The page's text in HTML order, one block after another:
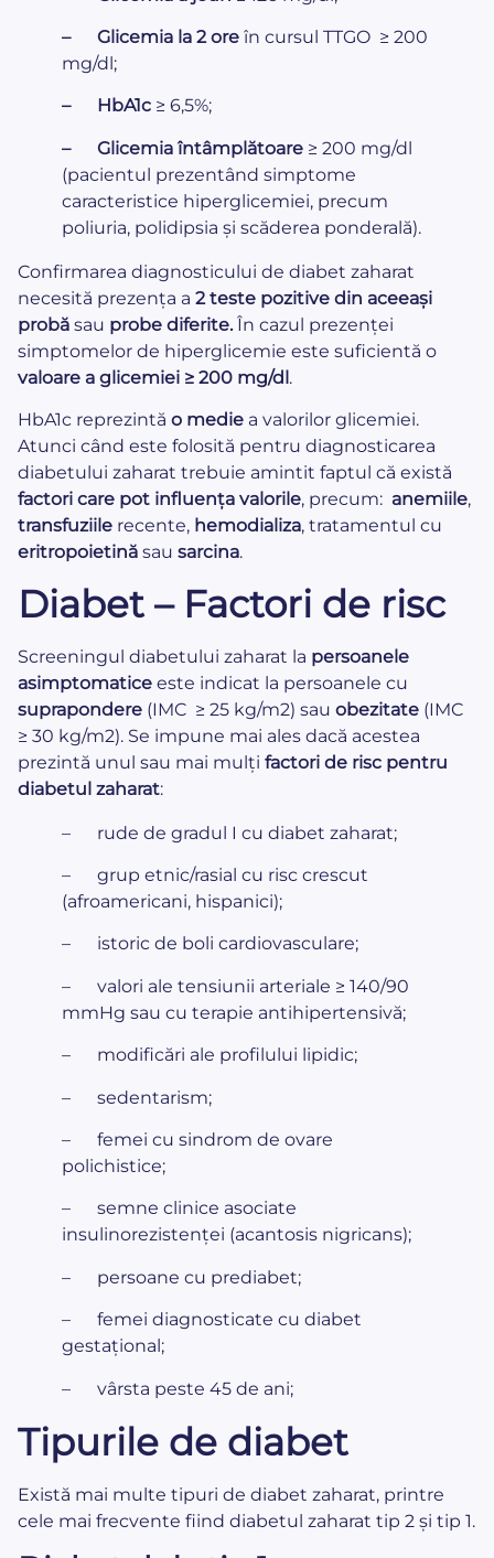
– Glicemia la 2 ore în cursul TTGO ≥ 200
mg/dl;
– HbA1c ≥ 6,5%;
– Glicemia întâmplătoare ≥ 200 mg/dl
(pacientul prezentând simptome
caracteristice hiperglicemiei, precum
poliuria, polidipsia și scăderea ponderală).
Confirmarea diagnosticului de diabet zaharat
necesită prezența a 2 teste pozitive din aceeași
probă sau probe diferite.În cazul prezenței
simptomelor de hiperglicemie este suficientă o
valoare a glicemiei ≥ 200 mg/dl.
HbA1c reprezintă o medie a valorilor glicemiei.
Atunci când este folosită pentru diagnosticarea
diabetului zaharat trebuie amintit faptul că există
factori care pot influența valorile, precum: anemiile,
transfuziile recente, hemodializa, tratamentul cu
eritropoietină sau sarcina.
Diabet – Factori de risc
Screeningul diabetului zaharat la persoanele
asimptomatice este indicat la persoanele cu
suprapondere (IMC ≥ 25 kg/m2) sau obezitate (IMC
≥ 30 kg/m2). Se impune mai ales dacă acestea
prezintă unul sau mai mulți factori de risc pentru
diabetul zaharat:
– rude de gradul I cu diabet zaharat;
– grup etnic/rasial cu risc crescut
(afroamericani, hispanici);
– istoric de boli cardiovasculare;
– valori ale tensiunii arteriale ≥ 140/90
mmHg sau cu terapie antihipertensivă;
– modificări ale profilului lipidic;
– sedentarism;
– femei cu sindrom de ovare
polichistice;
– semne clinice asociate
insulinorezistenței (acantosis nigricans);
– persoane cu prediabet;
– femei diagnosticate cu diabet
gestațional;
– vârsta peste 45 de ani;
Tipurile de diabet
Există mai multe tipuri de diabet zaharat, printre
cele mai frecvente fiind diabetul zaharat tip 2 și tip 1.